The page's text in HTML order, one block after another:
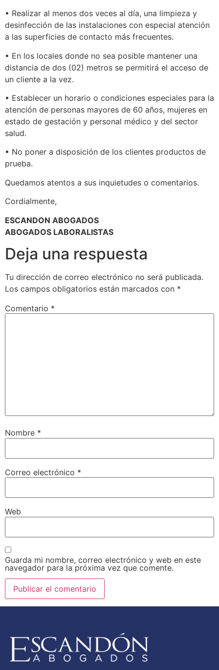
• Realizar al menos dos veces al día, una limpieza y
desinfección de las instalaciones con especial atención
a las superficies de contacto más frecuentes.
• En los locales donde no sea posible mantener una
distancia de dos (02) metros se permitirá el acceso de
un cliente a la vez.
• Establecer un horario o condiciones especiales para la
atención de personas mayores de 60 años, mujeres en
estado de gestación y personal médico y del sector
salud.
• No poner a disposición de los clientes productos de
prueba.
Quedamos atentos a sus inquietudes o comentarios.
Cordialmente,
ESCANDON ABOGADOS
ABOGADOS LABORALISTAS
Deja una respuesta
Tu dirección de correo electrónico no será publicada.
Los campos obligatorios están marcados con *
Comentario *
Nombre *
Correo electrónico *
Web
Guarda mi nombre, correo electrónico y web en este
navegador para la próxima vez que comente.